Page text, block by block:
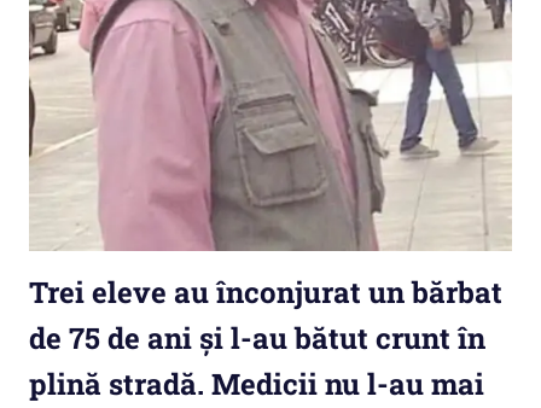
Trei eleve au înconjurat un bărbat
de 75 de ani și l-au bătut crunt în
plină stradă. Medicii nu l-au mai